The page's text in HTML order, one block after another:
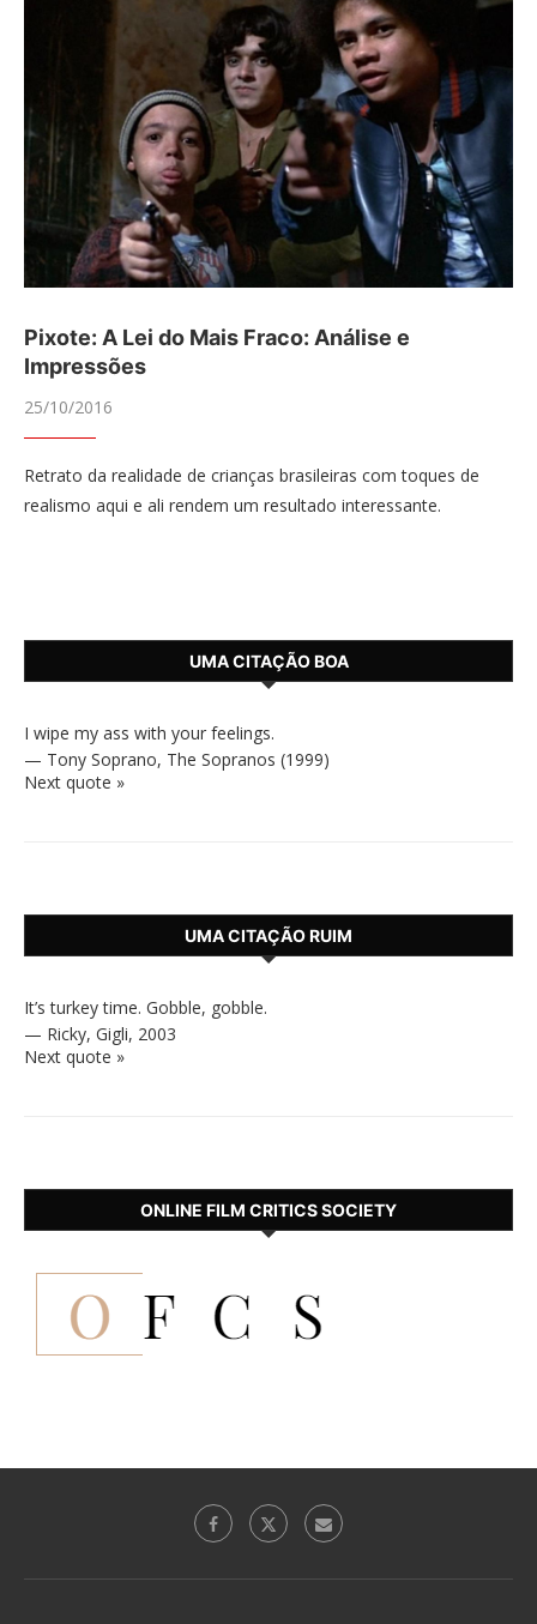
Pixote: A Lei do Mais Fraco: Análise e
Impressões
25/10/2016
Retrato da realidade de crianças brasileiras com toques de
realismo aqui e ali rendem um resultado interessante.
UMA CITAÇÃO BOA
I wipe my ass with your feelings.
— Tony Soprano, The Sopranos (1999)
Next quote »
UMA CITAÇÃO RUIM
It’s turkey time. Gobble, gobble.
— Ricky, Gigli, 2003
Next quote »
ONLINE FILM CRITICS SOCIETY